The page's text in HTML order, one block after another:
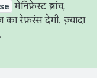
मेनिफ़ेस्ट ब्रांच,
रेफ़रंस देगी. ज़्यादा